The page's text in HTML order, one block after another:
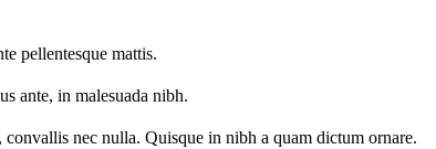
pellentesque mattis.
ante, in malesuada nibh.
nec nulla. Quisque in nibh a quam dictum ornare.